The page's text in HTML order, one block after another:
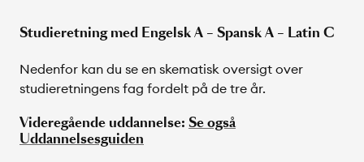
Studieretning med Engelsk A – Spansk A – Latin C
Nedenfor kan du se en skematisk oversigt over
studieretningens fag fordelt på de tre år.
Videregående uddannelse: Se også
Uddannelsesguiden